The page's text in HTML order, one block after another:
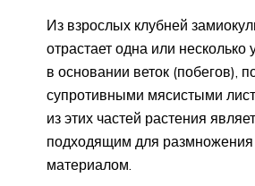
Из взрослых клубней
отрастает одна или
в основании веток (побегов),
супротивными мясистыми
из этих частей растения
подходящим для
материалом.